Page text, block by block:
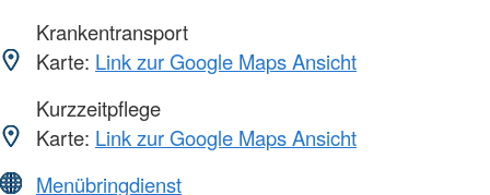
Krankentransport
Karte: Link zur Google Maps Ansicht
Kurzzeitpflege
Karte: Link zur Google Maps Ansicht
Menübringdienst